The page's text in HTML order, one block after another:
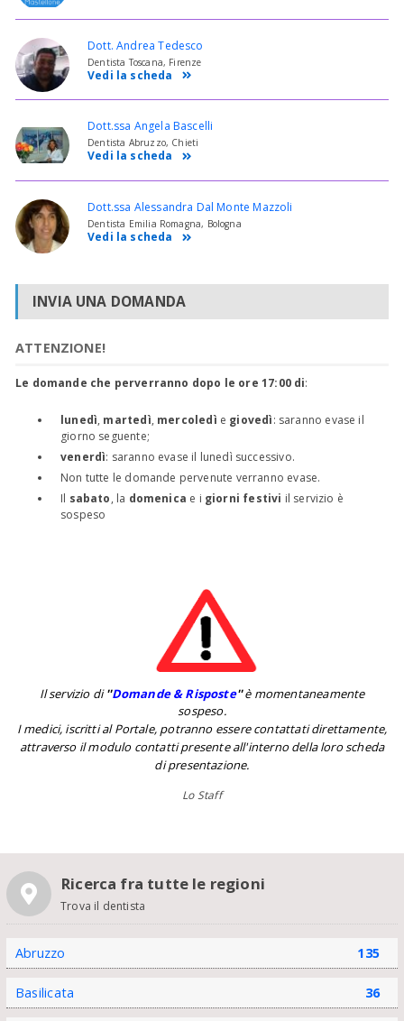
Dott. Andrea Tedesco
Dentista Toscana, Firenze
Vedi la scheda
Dott.ssa Angela Bascelli
Dentista Abruzzo, Chieti
Vedi la scheda
Dott.ssa Alessandra Dal Monte Mazzoli
Dentista Emilia Romagna, Bologna
Vedi la scheda
INVIA UNA DOMANDA
ATTENZIONE!
Le domande che perverranno dopo le ore 17:00 di:
lunedì, martedì, mercoledì e giovedì: saranno evase il
giorno seguente;
venerdì: saranno evase il lunedì successivo.
Non tutte le domande pervenute verranno evase.
Il sabato, la domenica e i giorni festivi il servizio è
sospeso
Il servizio di''Domande & Risposte''è momentaneamente
sospeso.
I medici, iscritti al Portale, potranno essere contattati direttamente,
attraverso il modulo contatti presente all'interno della loro scheda
di presentazione.
Lo Staff
Ricerca fra tutte le regioni
Trova il dentista
Abruzzo 135
Basilicata 36